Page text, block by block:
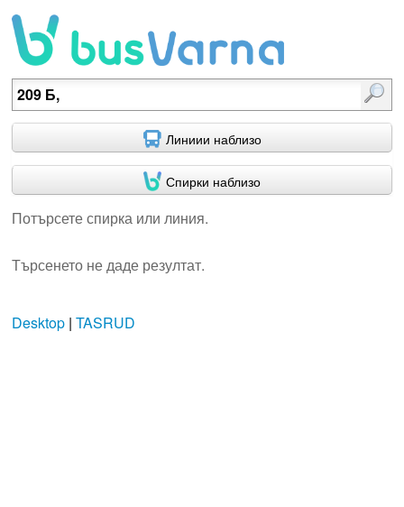
Потърсете спирка или линия.
Линиии наблизо
Спирки наблизо
Потърсете спирка или линия.
Търсенето не даде резултат.
Desktop| TASRUD